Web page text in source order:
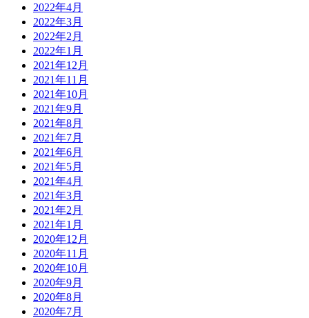
2022年4月
2022年3月
2022年2月
2022年1月
2021年12月
2021年11月
2021年10月
2021年9月
2021年8月
2021年7月
2021年6月
2021年5月
2021年4月
2021年3月
2021年2月
2021年1月
2020年12月
2020年11月
2020年10月
2020年9月
2020年8月
2020年7月